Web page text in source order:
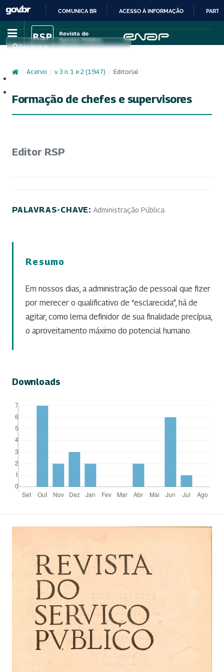
IR
PARA
CONTEÚDO
COMUNICA BR ACESSO À INFORMAÇÃO
Pesquisar
/ Acervo / v. 3 n. 1 e 2 (1947) / Editorial
Formação de chefes e supervisores
Editor RSP
PALAVRAS-CHAVE: Administração Pública
Resumo
Em nossos dias, a administração de pessoal que fizer
por merecer o qualificativo de “esclarecida”, há de
agitar, como lema definidor de sua finalidade precípua,
o aproveitamento máximo do potencial humano.
Downloads